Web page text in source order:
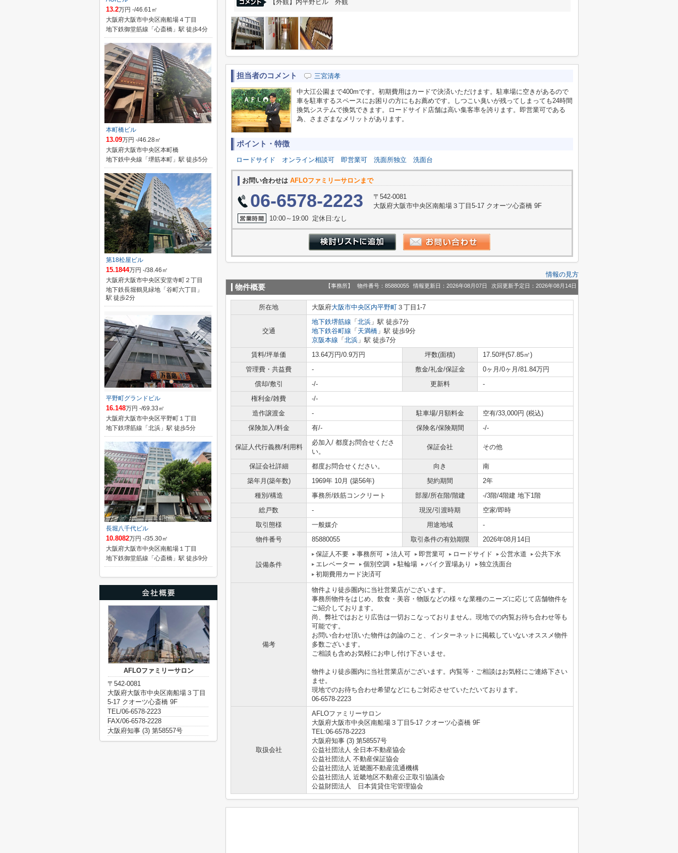
【外観】内平野ビル 外観
担当者のコメント 三宮清孝
中大江公園まで400mです。初期費用はカードで決済いただけます。駐車場に空きがあるので
車を駐車するスペースにお困りの方にもお薦めです。しつこい臭いが残ってしまっても24時間
換気システムで換気できます。ロードサイド店舗は高い集客率を誇ります。即営業可である
為、さまざまなメリットがあります。
ポイント・特徴
ロードサイド オンライン相談可 即営業可 洗面所独立 洗面台
お問い合わせは AFLOファミリーサロンまで
06-6578-2223
〒542-0081
大阪府大阪市中央区南船場３丁目5-17 クオーツ心斎橋 9F
10:00～19:00 定休日:なし
情報の見方
物件概要 【事務所】 物件番号：85880055 情報更新日：2026年08月07日 次回更新予定日：2026年08月14日
所在地 大阪府大阪市中央区内平野町 ３丁目1-7
交通
地下鉄堺筋線 「 北浜 」駅 徒歩7分
地下鉄谷町線 「 天満橋 」駅 徒歩9分
京阪本線 「 北浜 」駅 徒歩7分
賃料/坪単価
13.64万円/0.9万円 坪数(面積)
17.50坪(57.85㎡)
管理費・共益費
- 敷金/礼金/保証金
0ヶ月/0ヶ月/81.84万円
償却/敷引
-/- 更新料
-
権利金/雑費
-/-
造作譲渡金
- 駐車場/月額料金
空有/33,000円 (税込)
保険加入/料金
有/- 保険名/保険期間 -/-
保証人代行義務/利用料
必加入/ 都度お問合せくださ
い。
保証会社 その他
保証会社詳細 都度お問合せください。 向き
南
築年月(築年数)
1969年 10月 (築56年) 契約期間
2年
種別/構造
事務所/鉄筋コンクリート 部屋/所在階/階建
-/3階/4階建 地下1階
総戸数
- 現況/引渡時期
空家/即時
取引態様
一般媒介 用途地域
-
物件番号
85880055 取引条件の有効期限 2026年08月14日
設備条件
保証人不要 事務所可 法人可 即営業可 ロードサイド 公営水道
公共下水
エレベーター
個別空調 駐輪場 バイク置場あり
独立洗面台
初期費用カード決済可
備考
物件より徒歩圏内に当社営業店がございます。
事務所物件をはじめ、飲食・美容・物販などの様々な業種のニーズに応じて店舗物件を
ご紹介しております。
尚、弊社ではおとり広告は一切おこなっておりません。現地での内覧お待ち合わせ等も
可能です。
お問い合わせ頂いた物件は勿論のこと、インターネットに掲載していないオススメ物件
多数ございます。
ご相談も含めお気軽にお申し付け下さいませ。
物件より徒歩圏内に当社営業店がございます。内覧等・ご相談はお気軽にご連絡下さい
ませ。
現地でのお待ち合わせ希望などにもご対応させていただいております。
06-6578-2223
取扱会社
AFLOファミリーサロン
大阪府大阪市中央区南船場３丁目5-17 クオーツ心斎橋 9F
TEL:06-6578-2223
大阪府知事 (3) 第58557号
公益社団法人 全日本不動産協会
公益社団法人 不動産保証協会
公益社団法人 近畿圏不動産流通機構
公益社団法人 近畿地区不動産公正取引協議会
公益財団法人 日本賃貸住宅管理協会
13.2万円 -/46.61㎡
大阪府大阪市中央区南船場４丁目
地下鉄御堂筋線「心斎橋」駅 徒歩4分
本町橋ビル
13.09万円 -/46.28㎡
大阪府大阪市中央区本町橋
地下鉄中央線「堺筋本町」駅 徒歩5分
第18松屋ビル
15.1844万円 -/38.46㎡
大阪府大阪市中央区安堂寺町２丁目
地下鉄長堀鶴見緑地「谷町六丁目」
駅 徒歩2分
平野町グランドビル
16.148万円 -/69.33㎡
大阪府大阪市中央区平野町１丁目
地下鉄堺筋線「北浜」駅 徒歩5分
長堀八千代ビル
10.8082万円 -/35.30㎡
大阪府大阪市中央区南船場１丁目
地下鉄御堂筋線「心斎橋」駅 徒歩9分
AFLOファミリーサロン
〒542-0081
大阪府大阪市中央区南船場３丁目
5-17 クオーツ心斎橋 9F
TEL/06-6578-2223
FAX/06-6578-2228
大阪府知事 (3) 第58557号